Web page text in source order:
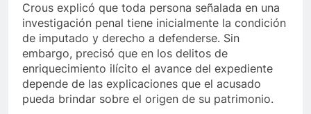
Crous explicó que toda persona señalada en una
investigación penal tiene inicialmente la condición
de imputado y derecho a defenderse. Sin
embargo, precisó que en los delitos de
enriquecimiento ilícito el avance del expediente
depende de las explicaciones que el acusado
pueda brindar sobre el origen de su patrimonio.